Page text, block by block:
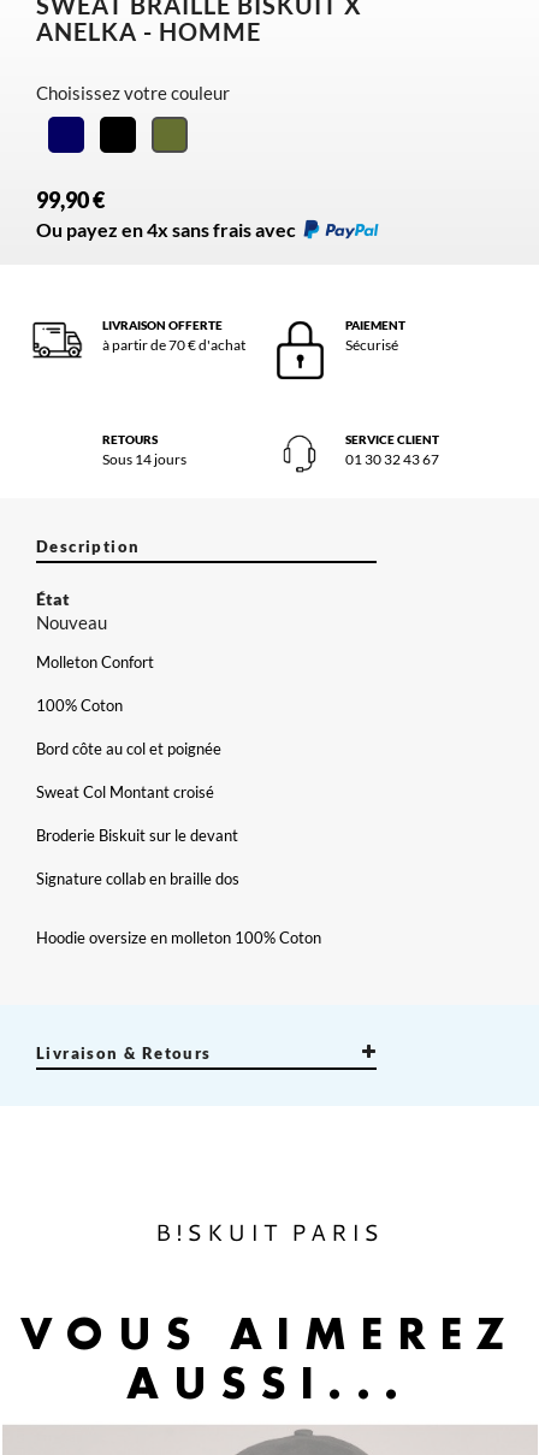
ANELKA - HOMME
Choisissez votre couleur
Navy Noir
99,90 €
Ou payez en 4x sans frais avec
LIVRAISON OFFERTE
à partir de 70 € d'achat
RETOURS
Sous 14 jours
PAIEMENT
Sécurisé
SERVICE CLIENT
01 30 32 43 67
Description
État
Nouveau
Molleton Confort
100% Coton
Bord côte au col et poignée
Sweat Col Montant croisé
Broderie Biskuit sur le devant
Signature collab en braille dos
Hoodie oversize en molleton 100% Coton
Livraison & Retours
B!SKUIT PARIS
VOUS AIMEREZ
AUSSI...
add_circle_outline Créer une nouvelle liste
Connexion